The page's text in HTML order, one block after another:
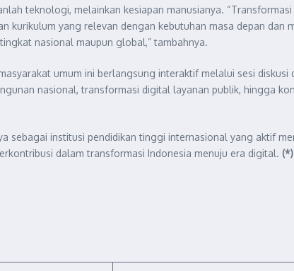
teknologi, melainkan kesiapan manusianya.
kurikulum yang relevan dengan kebutuhan masa depan
nasional maupun global,” tambahnya.
umum ini berlangsung interaktif melalui sesi
nasional, transformasi digital layanan publik, hingga
sebagai institusi pendidikan tinggi internasional yang aktif
dalam transformasi Indonesia menuju era digital. (*)